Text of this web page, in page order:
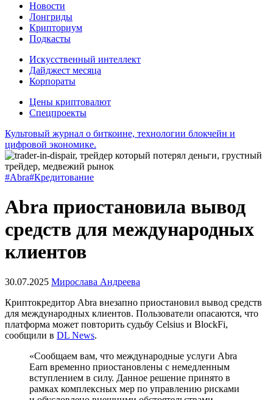
Новости
Лонгриды
Крипториум
Подкасты
Искусственный интеллект
Дайджест месяца
Корпораты
Цены криптовалют
Спецпроекты
Культовый журнал о биткоине, технологии блокчейн и
цифровой экономике.
#Abra#Кредитование
Abra приостановила вывод
средств для международных
клиентов
30.07.2025 Мирослава Андреева
Криптокредитор Abra внезапно приостановил вывод средств
для международных клиентов. Пользователи опасаются, что
платформа может повторить судьбу Celsius и BlockFi,
сообщили в DL News.
«Сообщаем вам, что международные услуги Abra
Earn временно приостановлены с немедленным
вступлением в силу. Данное решение принято в
рамках комплексных мер по управлению рисками